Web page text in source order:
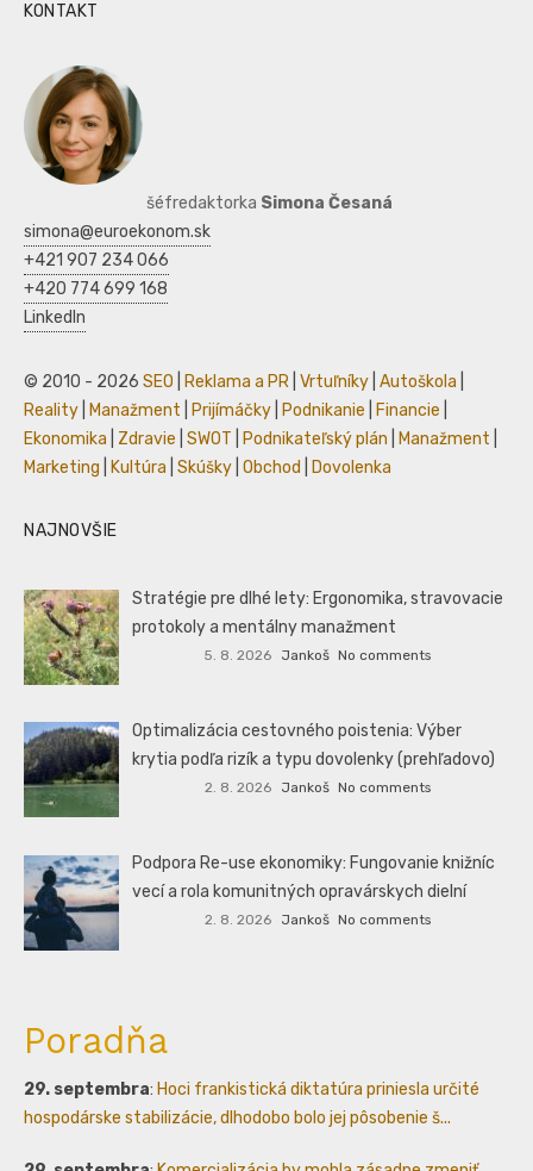
KONTAKT
šéfredaktorka Simona Česaná
simona@euroekonom.sk
+421 907 234 066
+420 774 699 168
LinkedIn
© 2010 - 2026 SEO Reklama a PR Vrtuľníky Autoškola
Reality
Manažment Prijímáčky Podnikanie Financie
Ekonomika
Zdravie SWOT Podnikateľský plán Manažment
Marketing
Kultúra Skúšky Obchod Dovolenka
NAJNOVŠIE
Stratégie pre dlhé lety: Ergonomika, stravovacie
protokoly a mentálny manažment
5. 8. 2026 Jankoš No comments
Optimalizácia cestovného poistenia: Výber
krytia podľa rizík a typu dovolenky (prehľadovo)
2. 8. 2026 Jankoš No comments
Podpora Re-use ekonomiky: Fungovanie knižníc
vecí a rola komunitných opravárskych dielní
2. 8. 2026 Jankoš No comments
Poradňa
29. septembra: Hoci frankistická diktatúra priniesla určité
hospodárske stabilizácie, dlhodobo bolo jej pôsobenie š...